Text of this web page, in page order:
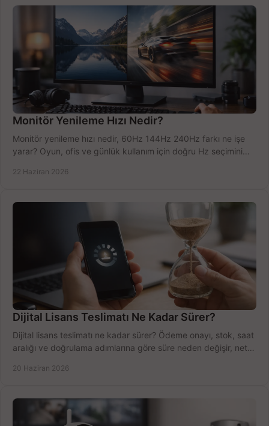
Monitör Yenileme Hızı Nedir?
Monitör yenileme hızı nedir, 60Hz 144Hz 240Hz farkı ne işe
yarar? Oyun, ofis ve günlük kullanım için doğru Hz seçimini
22 Haziran 2026
Dijital Lisans Teslimatı Ne Kadar Sürer?
Dijital lisans teslimatı ne kadar sürer? Ödeme onayı, stok, saat
aralığı ve doğrulama adımlarına göre süre neden değişir, net
20 Haziran 2026